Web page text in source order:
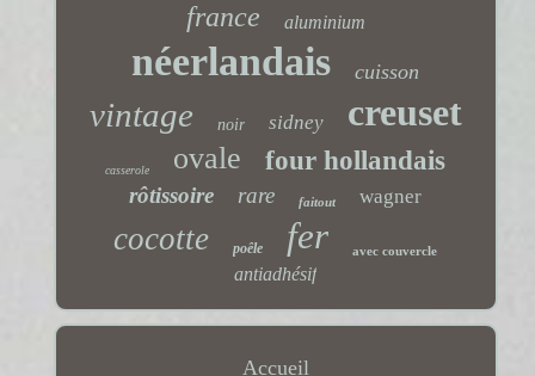
france aluminium
néerlandais cuisson
vintage noir sidney creuset
casserole ovale four hollandais
rôtissoire rare faitout wagner
cocotte poêle fer avec couvercle
antiadhésif
Accueil